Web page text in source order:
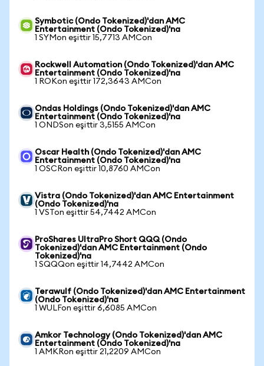
Symbotic (Ondo Tokenized)'dan AMC
Entertainment (Ondo Tokenized)'na
1 SYMon eşittir 15,7713 AMCon
Rockwell Automation (Ondo Tokenized)'dan AMC
Entertainment (Ondo Tokenized)'na
1 ROKon eşittir 172,3643 AMCon
Ondas Holdings (Ondo Tokenized)'dan AMC
Entertainment (Ondo Tokenized)'na
1 ONDSon eşittir 3,5155 AMCon
Oscar Health (Ondo Tokenized)'dan AMC
Entertainment (Ondo Tokenized)'na
1 OSCRon eşittir 10,8760 AMCon
Vistra (Ondo Tokenized)'dan AMC Entertainment
(Ondo Tokenized)'na
1 VSTon eşittir 54,7442 AMCon
ProShares UltraPro Short QQQ (Ondo
Tokenized)'dan AMC Entertainment (Ondo
Tokenized)'na
1 SQQQon eşittir 14,7442 AMCon
Terawulf (Ondo Tokenized)'dan AMC Entertainment
(Ondo Tokenized)'na
1 WULFon eşittir 6,6085 AMCon
Amkor Technology (Ondo Tokenized)'dan AMC
Entertainment (Ondo Tokenized)'na
1 AMKRon eşittir 21,2209 AMCon